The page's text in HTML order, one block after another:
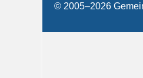
© 2005–2026